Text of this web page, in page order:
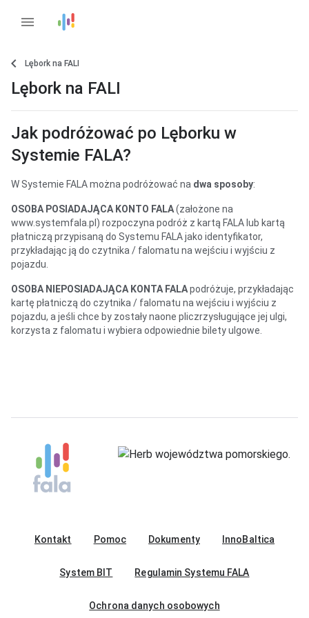
menu
Lębork na FALI
Lębork na FALI
Jak podróżować po Lęborku w
Systemie FALA?
W Systemie FALA można podróżować na dwa sposoby:
OSOBA POSIADAJĄCA KONTO FALA(założone na
www.systemfala.pl ) rozpoczyna podróż z kartą FALA lub kartą
płatniczą przypisaną do Systemu FALA jako identyfikator,
przykładając ją do czytnika / falomatu na wejściu i wyjściu z
pojazdu.
OSOBA NIEPOSIADAJĄCA KONTA FALApodróżuje, przykładając
kartę płatniczą do czytnika / falomatu na wejściu i wyjściu z
pojazdu, a jeśli chce by zostały naone pliczrzysługujące jej ulgi,
korzysta z falomatu i wybiera odpowiednie bilety ulgowe.
Kontakt Pomoc Dokumenty InnoBaltica
System BIT Regulamin Systemu FALA
Ochrona danych osobowych